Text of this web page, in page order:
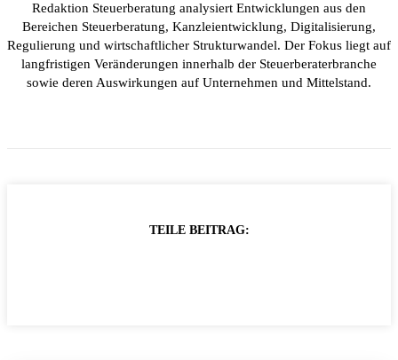
Redaktion Steuerberatung analysiert Entwicklungen aus den
Bereichen Steuerberatung, Kanzleientwicklung, Digitalisierung,
Regulierung und wirtschaftlicher Strukturwandel. Der Fokus liegt auf
langfristigen Veränderungen innerhalb der Steuerberaterbranche
sowie deren Auswirkungen auf Unternehmen und Mittelstand.
TEILE BEITRAG: